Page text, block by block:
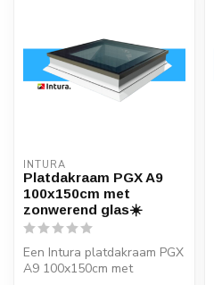
INTURA
Platdakraam PGX A9
100x150cm met
zonwerend glas☀️
Een Intura platdakraam PGX
A9 100x150cm met